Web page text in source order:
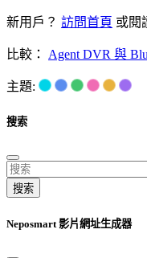
新用戶？ 訪問首頁 或閱
比較： Agent DVR 與
主題:
搜索
搜索
Neposmart 影片網址生成器